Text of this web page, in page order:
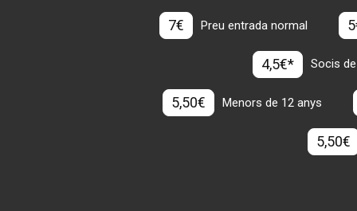
7€ Preu entrada normal
4,5€* Socis
5,50€ Menors de 12 anys
5,50€